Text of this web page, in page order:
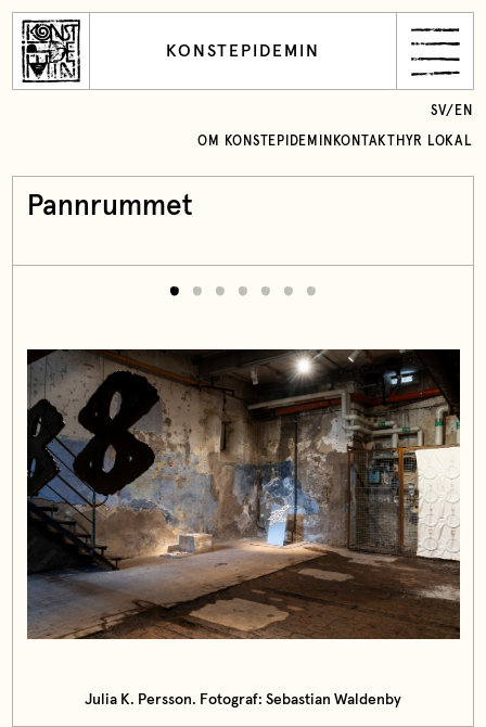
KONSTEPIDEMIN
OM KONSTEPIDEMIN KONTAKT HYR LOKAL
SV/ EN
Pannrummet
Julia K. Persson. Fotograf: Sebastian Waldenby